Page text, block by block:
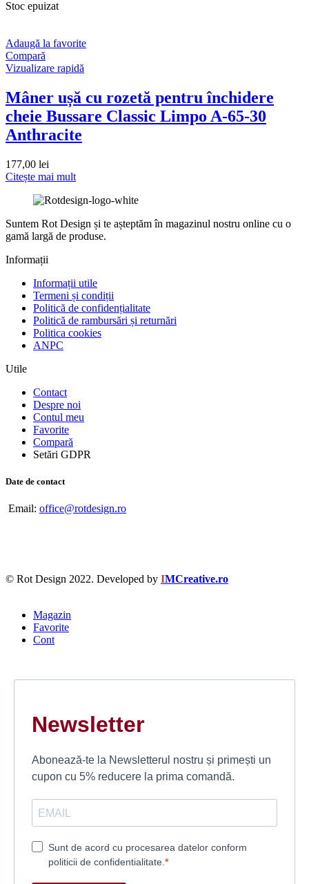
Stoc epuizat
Adaugă la favorite
Compară
Vizualizare rapidă
Mâner ușă cu rozetă pentru închidere
cheie Bussare Classic Limpo A-65-30
Anthracite
177,00 lei
Citește mai mult
Suntem Rot Design și te așteptăm în magazinul nostru online cu o
gamă largă de produse.
Informații
Informații utile
Termeni și condiții
Politică de confidențialitate
Politică de rambursări și returnări
Politica cookies
ANPC
Utile
Contact
Despre noi
Contul meu
Favorite
Compară
Setări GDPR
Date de contact
Email: office@rotdesign.ro
© Rot Design 2022. Developed by IMCreative.ro
Magazin
Favorite
Cont
Newsletter
Abonează-te la Newsletterul nostru și primești un
cupon cu 5% reducere la prima comandă.
Sunt de acord cu procesarea datelor conform
politicii de confidentialitate.